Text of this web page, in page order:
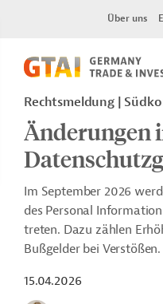
Über uns
Rechtsmeldung
Änderungen
Im September 2026
des Personal
treten. Dazu zählen
Bußgelder bei Verstößen.
15.04.2026